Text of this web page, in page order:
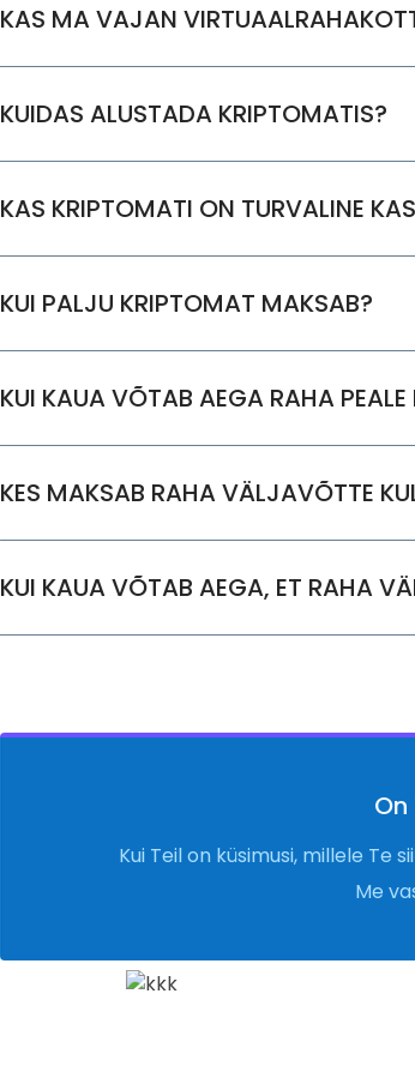
KAS MA VAJAN
KUIDAS ALUSTADA KRIPTOMATIS?
KAS KRIPTOMATI ON TURVALINE
KUI PALJU KRIPTOMAT MAKSAB?
KUI KAUA VÕTAB AEGA RAHA
KES MAKSAB RAHA VÄLJAVÕTTE
KUI KAUA VÕTAB AEGA, ET RAHA
Kui Teil on küsimusi, millele Te
Me